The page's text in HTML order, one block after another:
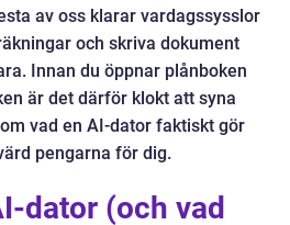
av oss klarar vardagssysslor
och skriva dokument
Innan du öppnar plånboken
är det därför klokt att syna
vad en AI-dator faktiskt gör
pengarna för dig.
dator (och vad